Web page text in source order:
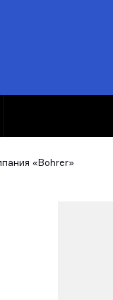
«Bohrer»